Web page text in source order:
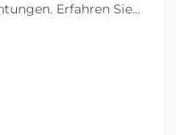
Erfahren Sie